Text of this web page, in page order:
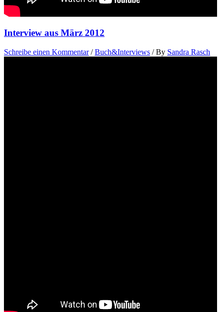
Interview aus März 2012
Schreibe einen Kommentar /Buch&Interviews / By Sandra Rasch